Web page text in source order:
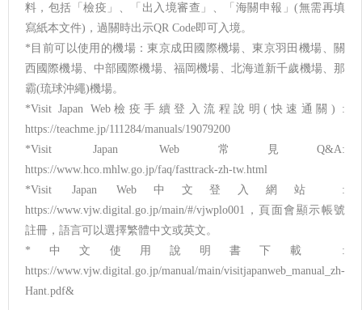
料，包括「檢疫」、「出入境審查」、「海關申報」(無需再填
寫紙本文件)，過關時出示QR Code即可入境。
*目前可以使用的機場：東京成田國際機場、東京羽田機場、關
西國際機場、中部國際機場、福岡機場、北海道新千歲機場、那
霸(琉球沖繩)機場。
*Visit Japan Web檢疫手續登入流程說明(快速通關) :
https://teachme.jp/111284/manuals/19079200
*Visit Japan Web常見Q&A:
https://www.hco.mhlw.go.jp/faq/fasttrack-zh-tw.html
*Visit Japan Web中文登入網站 :
https://www.vjw.digital.go.jp/main/#/vjwplo001，頁面會顯示帳號
註冊，語言可以選擇繁體中文或英文。
*中文使用說明書下載 :
https://www.vjw.digital.go.jp/manual/main/visitjapanweb_manual_zh-
Hant.pdf&